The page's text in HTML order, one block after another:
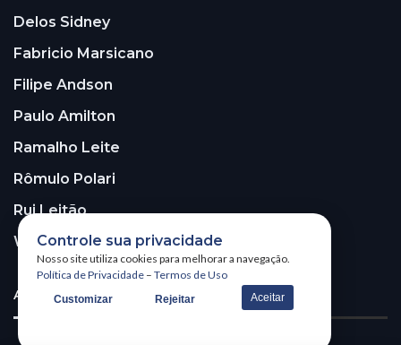
Delos Sidney
Fabricio Marsicano
Filipe Andson
Paulo Amilton
Ramalho Leite
Rômulo Polari
Rui Leitão
Walter Santos
ASSINE A NOSSA NEWSLETTER!
Controle sua privacidade
Nosso site utiliza cookies para melhorar a navegação.
Política de Privacidade – Termos de Uso
Customizar Rejeitar Aceitar